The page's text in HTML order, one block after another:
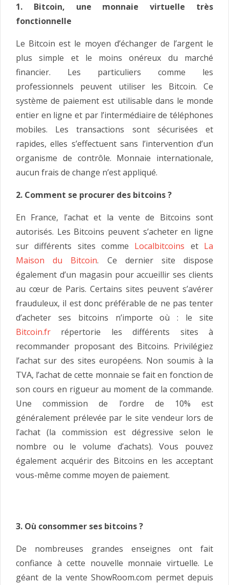
1. Bitcoin, une monnaie virtuelle très
fonctionnelle
Le Bitcoin est le moyen d’échanger de l’argent le
plus simple et le moins onéreux du marché
financier. Les particuliers comme les
professionnels peuvent utiliser les Bitcoin. Ce
système de paiement est utilisable dans le monde
entier en ligne et par l’intermédiaire de téléphones
mobiles. Les transactions sont sécurisées et
rapides, elles s’effectuent sans l’intervention d’un
organisme de contrôle. Monnaie internationale,
aucun frais de change n’est appliqué.
2. Comment se procurer des bitcoins ?
En France, l’achat et la vente de Bitcoins sont
autorisés. Les Bitcoins peuvent s’acheter en ligne
sur différents sites comme Localbitcoins et La
Maison du Bitcoin. Ce dernier site dispose
également d’un magasin pour accueillir ses clients
au cœur de Paris. Certains sites peuvent s’avérer
frauduleux, il est donc préférable de ne pas tenter
d’acheter ses bitcoins n’importe où : le site
Bitcoin.fr répertorie les différents sites à
recommander proposant des Bitcoins. Privilégiez
l’achat sur des sites européens. Non soumis à la
TVA, l’achat de cette monnaie se fait en fonction de
son cours en rigueur au moment de la commande.
Une commission de l’ordre de 10% est
généralement prélevée par le site vendeur lors de
l’achat (la commission est dégressive selon le
nombre ou le volume d’achats). Vous pouvez
également acquérir des Bitcoins en les acceptant
vous-même comme moyen de paiement.
3. Où consommer ses bitcoins ?
De nombreuses grandes enseignes ont fait
confiance à cette nouvelle monnaie virtuelle. Le
géant de la vente ShowRoom.com permet depuis